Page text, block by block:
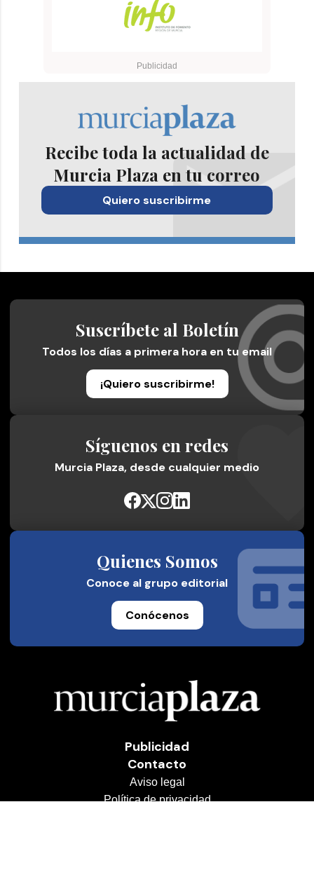
Recibe toda la actualidad de
Murcia Plaza en tu correo
Quiero suscribirme
Suscríbete al Boletín
Todos los días a primera hora en tu email
¡Quiero suscribirme!
Síguenos en redes
Murcia Plaza, desde cualquier medio
Quienes Somos
Conoce al grupo editorial
Conócenos
Publicidad
Contacto
Aviso legal
Política de privacidad